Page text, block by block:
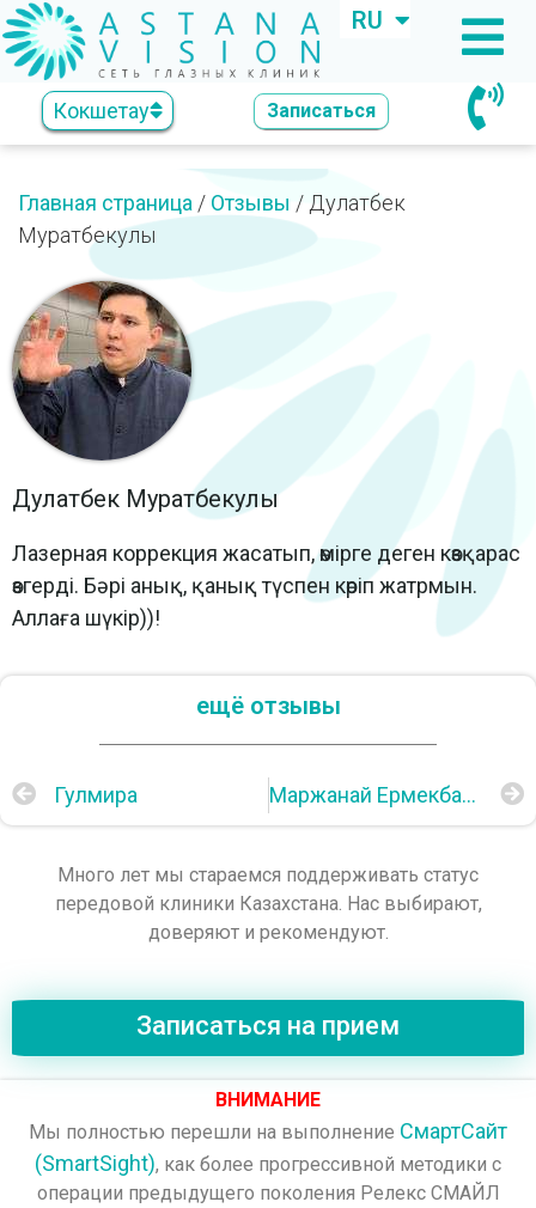
RU
KZ
Кокшетау Записаться
Главная страница / Отзывы / Дулатбек
Муратбекулы
Дулатбек Муратбекулы
Лазерная коррекция жасатып, өмірге деген көзқарас
өзгерді. Бәрі анық, қанық түспен көріп жатрмын.
Аллаға шүкір))!
ещё отзывы
Гулмира Маржанай Ермекбаева
Много лет мы стараемся поддерживать статус
передовой клиники Казахстана. Нас выбирают,
доверяют и рекомендуют.
Записаться на прием
ВНИМАНИЕ
Мы полностью перешли на выполнение СмартСайт
(SmartSight), как более прогрессивной методики с
операции предыдущего поколения Релекс СМАЙЛ